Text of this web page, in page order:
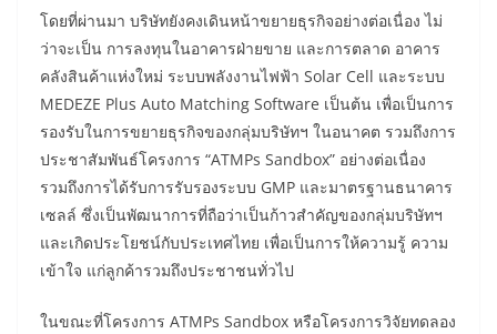
โดยที่ผ่านมา บริษัทยังคงเดินหน้าขยายธุรกิจอย่างต่อเนื่อง ไม่
ว่าจะเป็น การลงทุนในอาคารฝ่ายขาย และการตลาด อาคาร
คลังสินค้าแห่งใหม่ ระบบพลังงานไฟฟ้า Solar Cell และระบบ
MEDEZE Plus Auto Matching Software เป็นต้น เพื่อเป็นการ
รองรับในการขยายธุรกิจของกลุ่มบริษัทฯ ในอนาคต รวมถึงการ
ประชาสัมพันธ์โครงการ “ATMPs Sandbox” อย่างต่อเนื่อง
รวมถึงการได้รับการรับรองระบบ GMP และมาตรฐานธนาคาร
เซลล์ ซึ่งเป็นพัฒนาการที่ถือว่าเป็นก้าวสำคัญของกลุ่มบริษัทฯ
และเกิดประโยชน์กับประเทศไทย เพื่อเป็นการให้ความรู้ ความ
เข้าใจ แก่ลูกค้ารวมถึงประชาชนทั่วไป
ในขณะที่โครงการ ATMPs Sandbox หรือโครงการวิจัยทดลอง